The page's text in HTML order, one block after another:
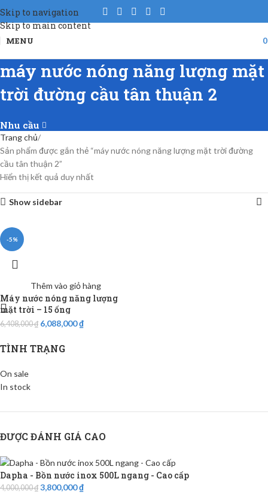
Skip to navigation
Skip to main content
MENU
máy nước nóng năng lượng mặt
trời đường cầu tân thuận 2
Nhu cầu
TÌNH TRẠNG
On sale
In stock
ĐƯỢC ĐÁNH GIÁ CAO
Dapha - Bồn nước inox 500L ngang - Cao cấp
4,000,000₫ 3,800,000₫
Trang chủ
Sản phẩm được gắn thẻ “máy nước nóng năng lượng mặt trời đường
cầu tân thuận 2”
Hiển thị kết quả duy nhất
Show sidebar
-5%
Thêm vào giỏ hàng
Máy nước nóng năng lượng
mặt trời – 15 ống
6,408,000₫ 6,088,000₫